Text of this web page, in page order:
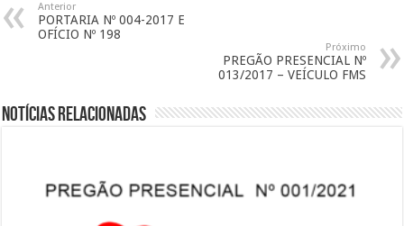
Anterior
PORTARIA Nº 004-2017 E
OFÍCIO Nº 198
Próximo
PREGÃO PRESENCIAL Nº
013/2017 – VEÍCULO FMS
Notícias Relacionadas